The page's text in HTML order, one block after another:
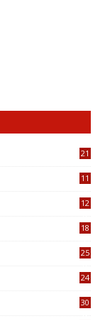
21
11
12
18
25
24
30